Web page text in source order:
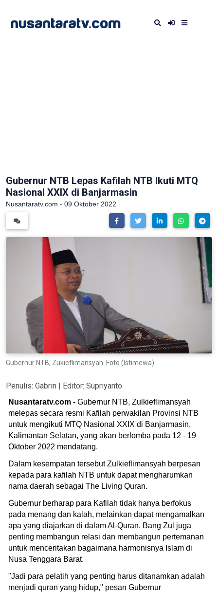
Gubernur NTB Lepas Kafilah NTB Ikuti MTQ
Nasional XXIX di Banjarmasin
Nusantaratv.com - 09 Oktober 2022
Gubernur NTB, Zukieflimansyah. Foto (Istimewa)
Penulis: Gabrin | Editor: Supriyanto
Nusantaratv.com - Gubernur NTB, Zulkieflimansyah
melepas secara resmi Kafilah perwakilan Provinsi NTB
untuk mengikuti MTQ Nasional XXIX di Banjarmasin,
Kalimantan Selatan, yang akan berlomba pada 12 - 19
Oktober 2022 mendatang.
Dalam kesempatan tersebut Zulkieflimansyah berpesan
kepada para kafilah NTB untuk dapat mengharumkan
nama daerah sebagai The Living Quran.
Gubernur berharap para Kafilah tidak hanya berfokus
pada menang dan kalah, melainkan dapat mengamalkan
apa yang diajarkan di dalam Al-Quran. Bang Zul juga
penting membangun relasi dan membangun pertemanan
untuk menceritakan bagaimana harmonisnya Islam di
Nusa Tenggara Barat.
"Jadi para pelatih yang penting harus ditanamkan adalah
menjadi quran yang hidup," pesan Gubernur